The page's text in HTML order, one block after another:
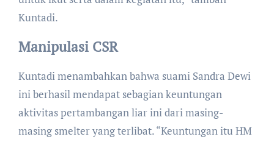
Kuntadi.
Manipulasi CSR
Kuntadi menambahkan bahwa suami Sandra Dewi
ini berhasil mendapat sebagian keuntungan
aktivitas pertambangan liar ini dari masing-
masing smelter yang terlibat. “Keuntungan itu HM